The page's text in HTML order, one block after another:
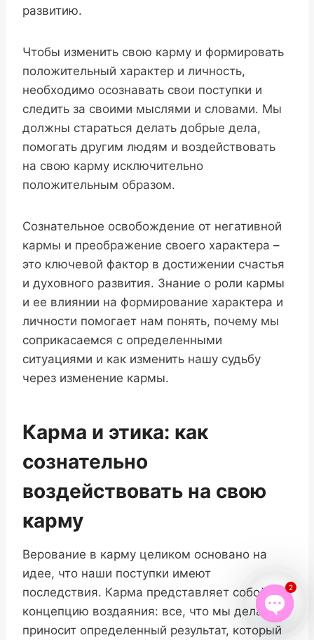
развитию.
Чтобы изменить свою карму и формировать
положительный характер и личность,
необходимо осознавать свои поступки и
следить за своими мыслями и словами. Мы
должны стараться делать добрые дела,
помогать другим людям и воздействовать
на свою карму исключительно
положительным образом.
Сознательное освобождение от негативной
кармы и преображение своего характера –
это ключевой фактор в достижении счастья
и духовного развития. Знание о роли кармы
и ее влиянии на формирование характера и
личности помогает нам понять, почему мы
соприкасаемся с определенными
ситуациями и как изменить нашу судьбу
через изменение кармы.
Карма и этика: как
сознательно
воздействовать на свою
карму
Верование в карму целиком основано на
идее, что наши поступки имеют
последствия. Карма представляет собой
концепцию воздаяния: все, что мы делаем,
приносит определенный результат, которыйOpen
2